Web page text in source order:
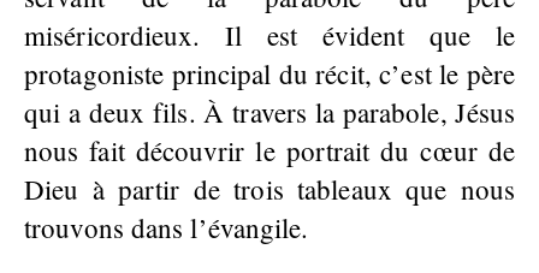
miséricordieux. Il est évident que le
protagoniste principal du récit, c’est le père
qui a deux fils. À travers la parabole, Jésus
nous fait découvrir le portrait du cœur de
Dieu à partir de trois tableaux que nous
trouvons dans l’évangile.